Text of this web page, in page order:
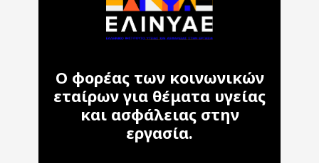
Ο φορέας των κοινωνικών
εταίρων για θέματα υγείας
και ασφάλειας στην
εργασία.